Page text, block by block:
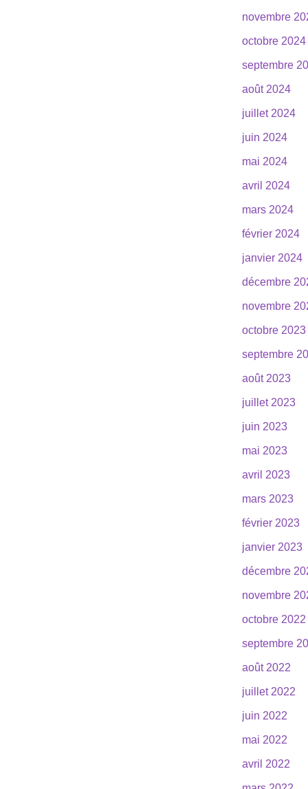
novembre
octobre 2024
septembre
août 2024
juillet 2024
juin 2024
mai 2024
avril 2024
mars 2024
février 2024
janvier 2024
décembre
novembre
octobre 2023
septembre
août 2023
juillet 2023
juin 2023
mai 2023
avril 2023
mars 2023
février 2023
janvier 2023
décembre
novembre
octobre 2022
septembre
août 2022
juillet 2022
juin 2022
mai 2022
avril 2022